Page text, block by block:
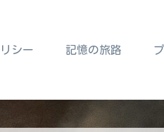
シー 記憶の旅路